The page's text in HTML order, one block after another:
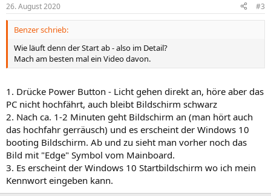
e
n
26. August 2020 #3
Benzer schrieb:
Wie läuft denn der Start ab - also im Detail?
Mach am besten mal ein Video davon.
1. Drücke Power Button - Licht gehen direkt an, höre aber das
PC nicht hochfährt, auch bleibt Bildschirm schwarz
2. Nach ca. 1-2 Minuten geht Bildschirm an (man hört auch
das hochfahr gerräusch) und es erscheint der Windows 10
booting Bildschirm. Ab und zu sieht man vorher noch das
Bild mit "Edge" Symbol vom Mainboard.
3. Es erscheint der Windows 10 Startbildschirm wo ich mein
Kennwort eingeben kann.